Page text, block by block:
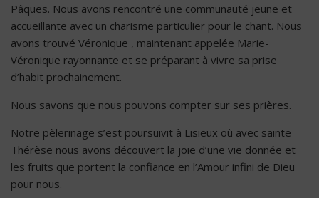
Pâques. Nous avons rencontré une communauté jeune et
accueillante avec un charisme particulier pour le chant. Nous
avons trouvé Véronique , maintenant appelée Marie-
Véronique rayonnante et se préparant à vivre sa prise
d’habit prochainement.
Nous savons que nous pouvons compter sur ses prières.
Notre pèlerinage s’est poursuivit à Lisieux où avec sainte
Thérèse nous avons découvert la joie d’une vie donnée et
les fruits que portent la confiance en l’Amour infini de Dieu
pour nous.